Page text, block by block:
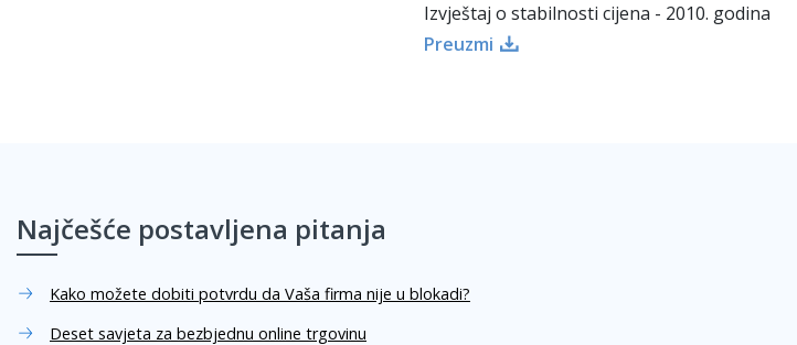
Izvještaj o stabilnosti cijena - 2010. godina
Preuzmi
Najčešće postavljena pitanja
Kako možete dobiti potvrdu da Vaša firma nije u blokadi?
Deset savjeta za bezbjednu online trgovinu